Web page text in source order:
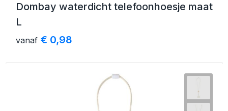
Dombay waterdicht telefoonhoesje maat
L
vanaf € 0,98